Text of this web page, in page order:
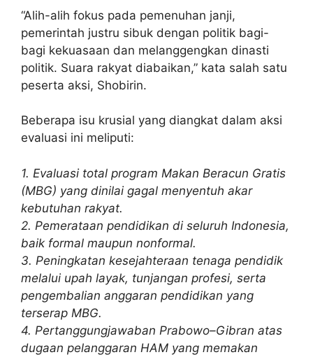
“Alih-alih fokus pada pemenuhan janji,
pemerintah justru sibuk dengan politik bagi-
bagi kekuasaan dan melanggengkan dinasti
politik. Suara rakyat diabaikan,” kata salah satu
peserta aksi, Shobirin.
Beberapa isu krusial yang diangkat dalam aksi
evaluasi ini meliputi:
1. Evaluasi total program Makan Beracun Gratis
(MBG) yang dinilai gagal menyentuh akar
kebutuhan rakyat.
2. ⁠Pemerataan pendidikan di seluruh Indonesia,
baik formal maupun nonformal.
3. ⁠Peningkatan kesejahteraan tenaga pendidik
melalui upah layak, tunjangan profesi, serta
pengembalian anggaran pendidikan yang
terserap MBG.
4. ⁠Pertanggungjawaban Prabowo–Gibran atas
dugaan pelanggaran HAM yang memakan